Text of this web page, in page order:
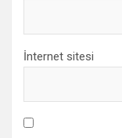
İnternet sitesi